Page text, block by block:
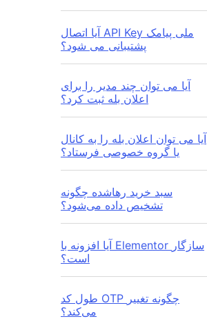
آیا اتصال API Key ملی پیامک
پشتیبانی می شود؟
آیا می توان چند مدیر را برای
اعلان بله ثبت کرد؟
آیا می توان اعلان بله را به کانال
یا گروه خصوصی فرستاد؟
سبد خرید رهاشده چگونه
تشخیص داده می‌شود؟
آیا افزونه با Elementor سازگار
است؟
طول کد OTP چگونه تغییر
می‌کند؟